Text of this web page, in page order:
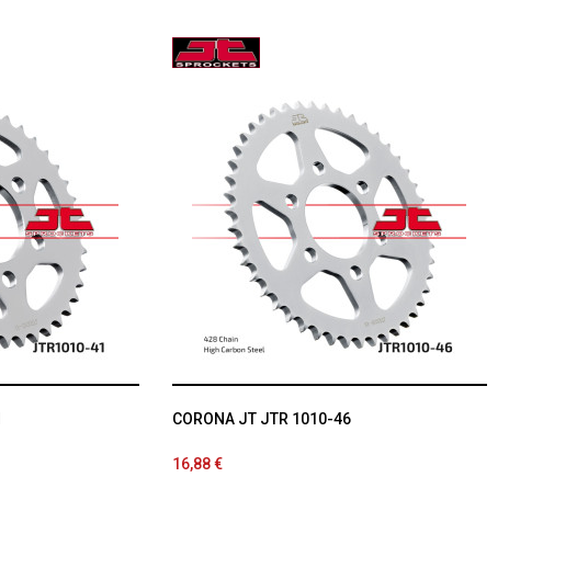
CORONA JT JTR 1010-46
16,88 €